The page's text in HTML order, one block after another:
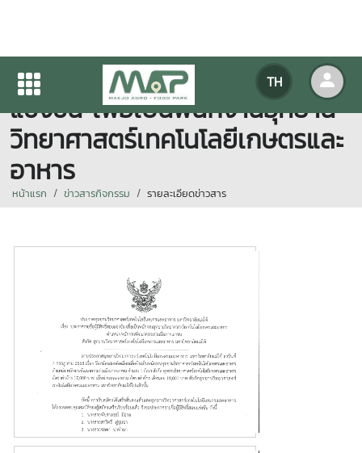
TH
ประกาศรายชื่อผู้มีสิทธิ์สอบ
แข่งขัน เพื่อเป็นพนักงานอุทยาน
วิทยาศาสตร์เทคโนโลยีเกษตรและ
อาหาร
หน้าแรก ข่าวสารกิจกรรม รายละเอียดข่าวสาร